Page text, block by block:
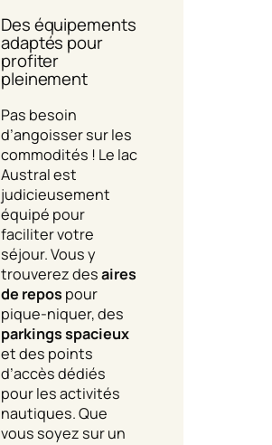
Des équipements
adaptés pour
profiter
pleinement
Pas besoin
d’angoisser sur les
commodités ! Le lac
Austral est
judicieusement
équipé pour
faciliter votre
séjour. Vous y
trouverez desaires
de repos pour
pique-niquer, des
parkings spacieux
et des points
d’accès dédiés
pour les activités
nautiques. Que
vous soyez sur un